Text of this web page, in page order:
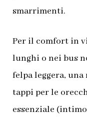
smarrimenti.
Per il comfort in
lunghi o nei bus
felpa leggera,
tappi per le
essenziale